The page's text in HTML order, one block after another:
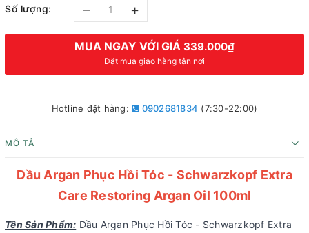
Số lượng: – +
MUA NGAY VỚI GIÁ 339.000₫
Đặt mua giao hàng tận nơi
Hotline đặt hàng: 0902681834 (7:30-22:00)
MÔ TẢ
Dầu Argan Phục Hồi Tóc - Schwarzkopf Extra
Care Restoring Argan Oil 100ml
Tên Sản Phẩm: Dầu Argan Phục Hồi Tóc - Schwarzkopf Extra